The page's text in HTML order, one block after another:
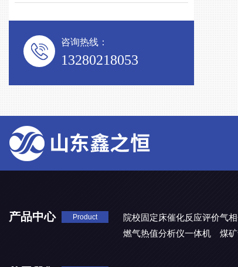
咨询热线：
13280218053
产品中心 Product 院校固定床催化反应评价气
燃气热值分析仪一体机
煤